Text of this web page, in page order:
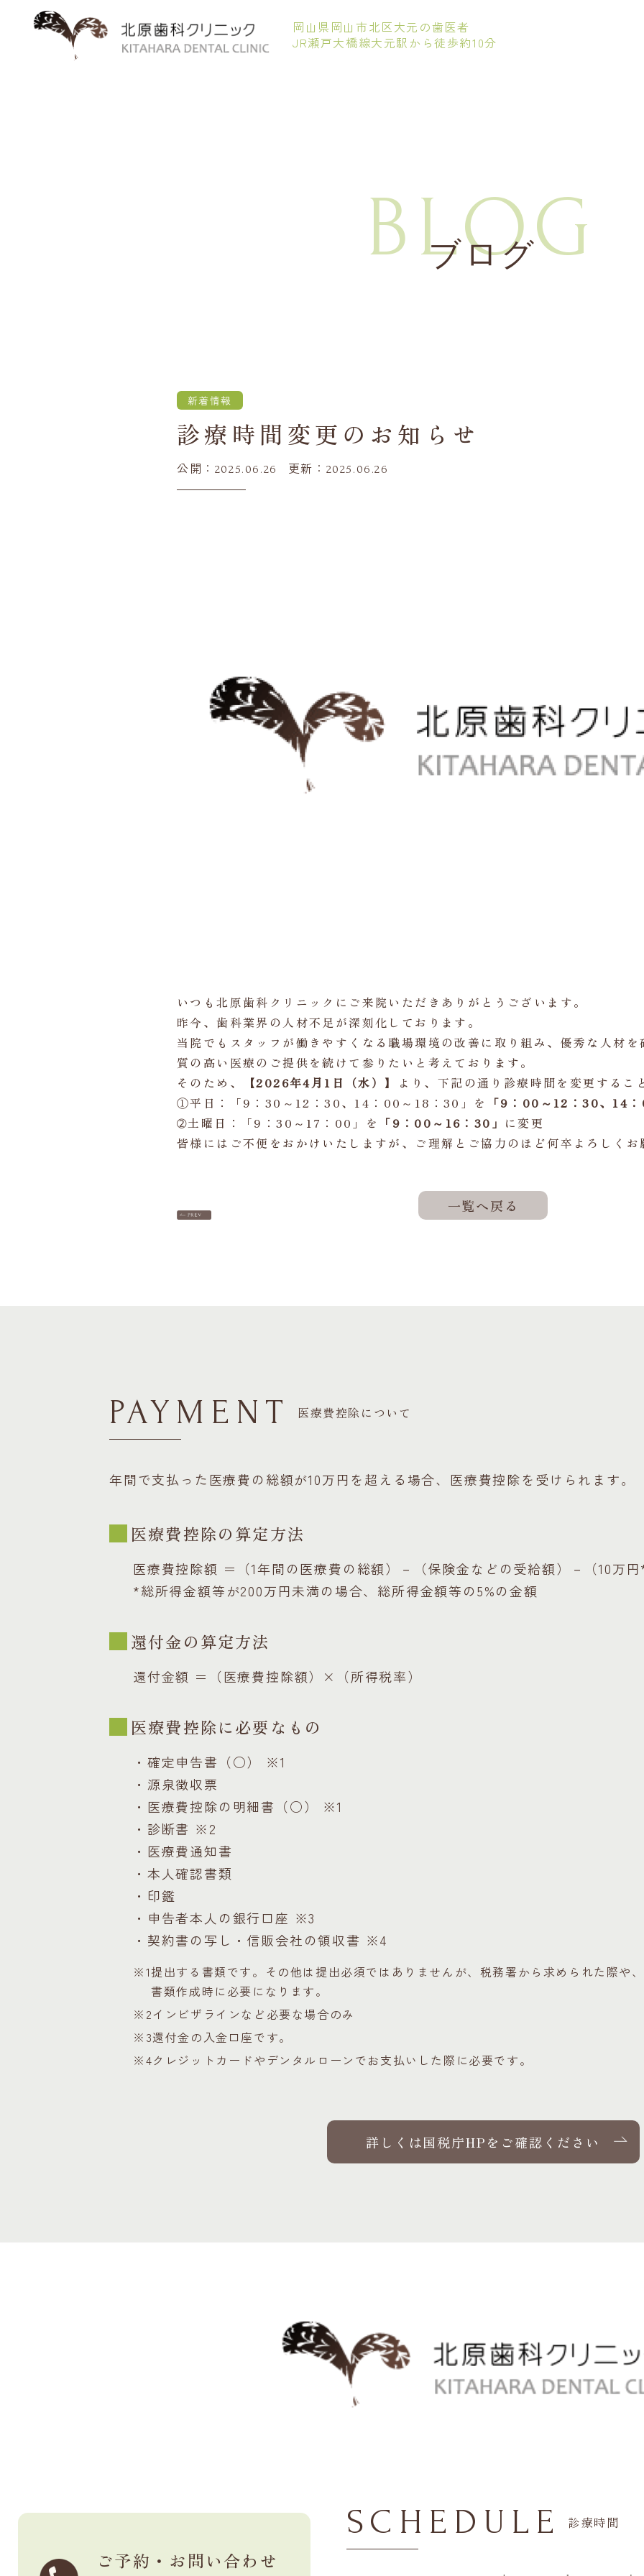
岡山県岡山市北区大元の歯医者
JR瀬戸大橋線大元駅から徒歩約10分
BLOG
ブログ
新着情報
診療時間変更のお知らせ
公開： 2025.06.26 更新： 2025.06.26
いつも北原歯科クリニックにご来院いただきありがとうございます。
昨今、歯科業界の人材不足が深刻化しております。
当院でもスタッフが働きやすくなる職場環境の改善に取り組み、優秀な人材
質の高い医療のご提供を続けて参りたいと考えております。
そのため、
【2026年4月1日（水）】
より、下記の通り診療時間を変更するこ
①平日：「9：30～12：30、14：00～18：30」を
「9：00～12：30、14
➁土曜日：「9：30～17：00」を 「9：00～16：30」 に変更
皆様にはご不便をおかけいたしますが、ご理解とご協力のほど何卒よろしく
投
ョ
ン
一覧へ戻る
PAYMENT 医療費控除について
年間で支払った医療費の総額が10万円を超える場合、医療費控除を受けられます。
医療費控除の算定方法
医療費控除額 ＝
（1年間の医療費の総額）－（保険金などの受給額）－（10万
*総所得金額等が200万円未満の場合、総所得金額等の5%の金額
還付金の算定方法
還付金額 ＝（医療費控除額）×（所得税率）
医療費控除に必要なもの
・確定申告書（○） ※1
・源泉徴収票
・医療費控除の明細書（○） ※1
・診断書 ※2
・医療費通知書
・本人確認書類
・印鑑
・申告者本人の銀行口座 ※3
・契約書の写し・信販会社の領収書 ※4
※1提出する書類です。その他は提出必須ではありませんが、税務署から求められた際や、
書類作成時に必要になります。
※2インビザラインなど必要な場合のみ
※3還付金の入金口座です。
※4クレジットカードやデンタルローンでお支払いした際に必要です。
詳しくは国税庁HPを ご確認ください
ご予約・お問い合わせ
SCHEDULE 診療時間